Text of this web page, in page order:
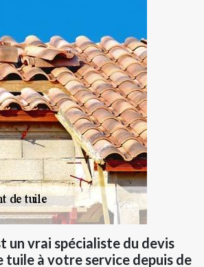
un vrai spécialiste du devis
tuile à votre service depuis de